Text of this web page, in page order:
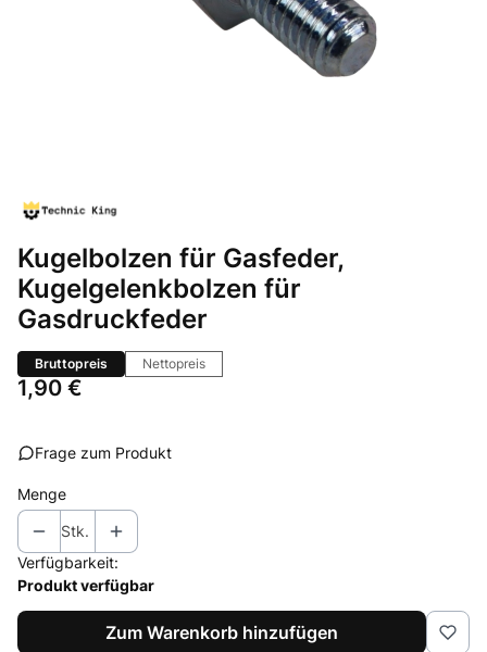
Kugelbolzen für Gasfeder,
Kugelgelenkbolzen für
Gasdruckfeder
Bruttopreis Nettopreis
Preis
1,90 €
Frage zum Produkt
Menge
Stk.
Verfügbarkeit:
Produkt verfügbar
Zum Warenkorb hinzufügen